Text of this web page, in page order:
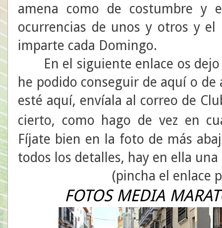
amena como de costumbre y
ocurrencias de unos y otros y
imparte cada Domingo.
En el siguiente enlace os dejo
he podido conseguir de aquí o
esté aquí, envíala al correo de
cierto, como hago de vez en
Fíjate bien en la foto de más
todos los detalles, hay en ella
(pincha el enlace
FOTOS MEDIA